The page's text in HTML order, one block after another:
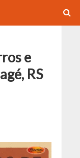
e
RS